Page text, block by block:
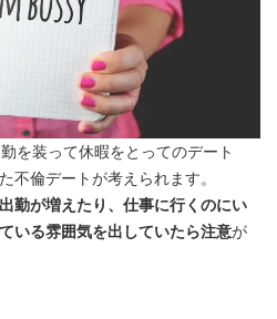
を装って休暇をとってのデート
不倫デートが考えられます。
勤が増えたり、仕事に行くのにい
いる雰囲気を出していたら注意が